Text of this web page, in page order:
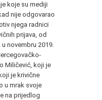
koje su mediji
nije odgovarao
njega radnici
prijava, od
novembru 2019.
Miličević, koji je
je krivične
u mrak svoje
na prijedlog